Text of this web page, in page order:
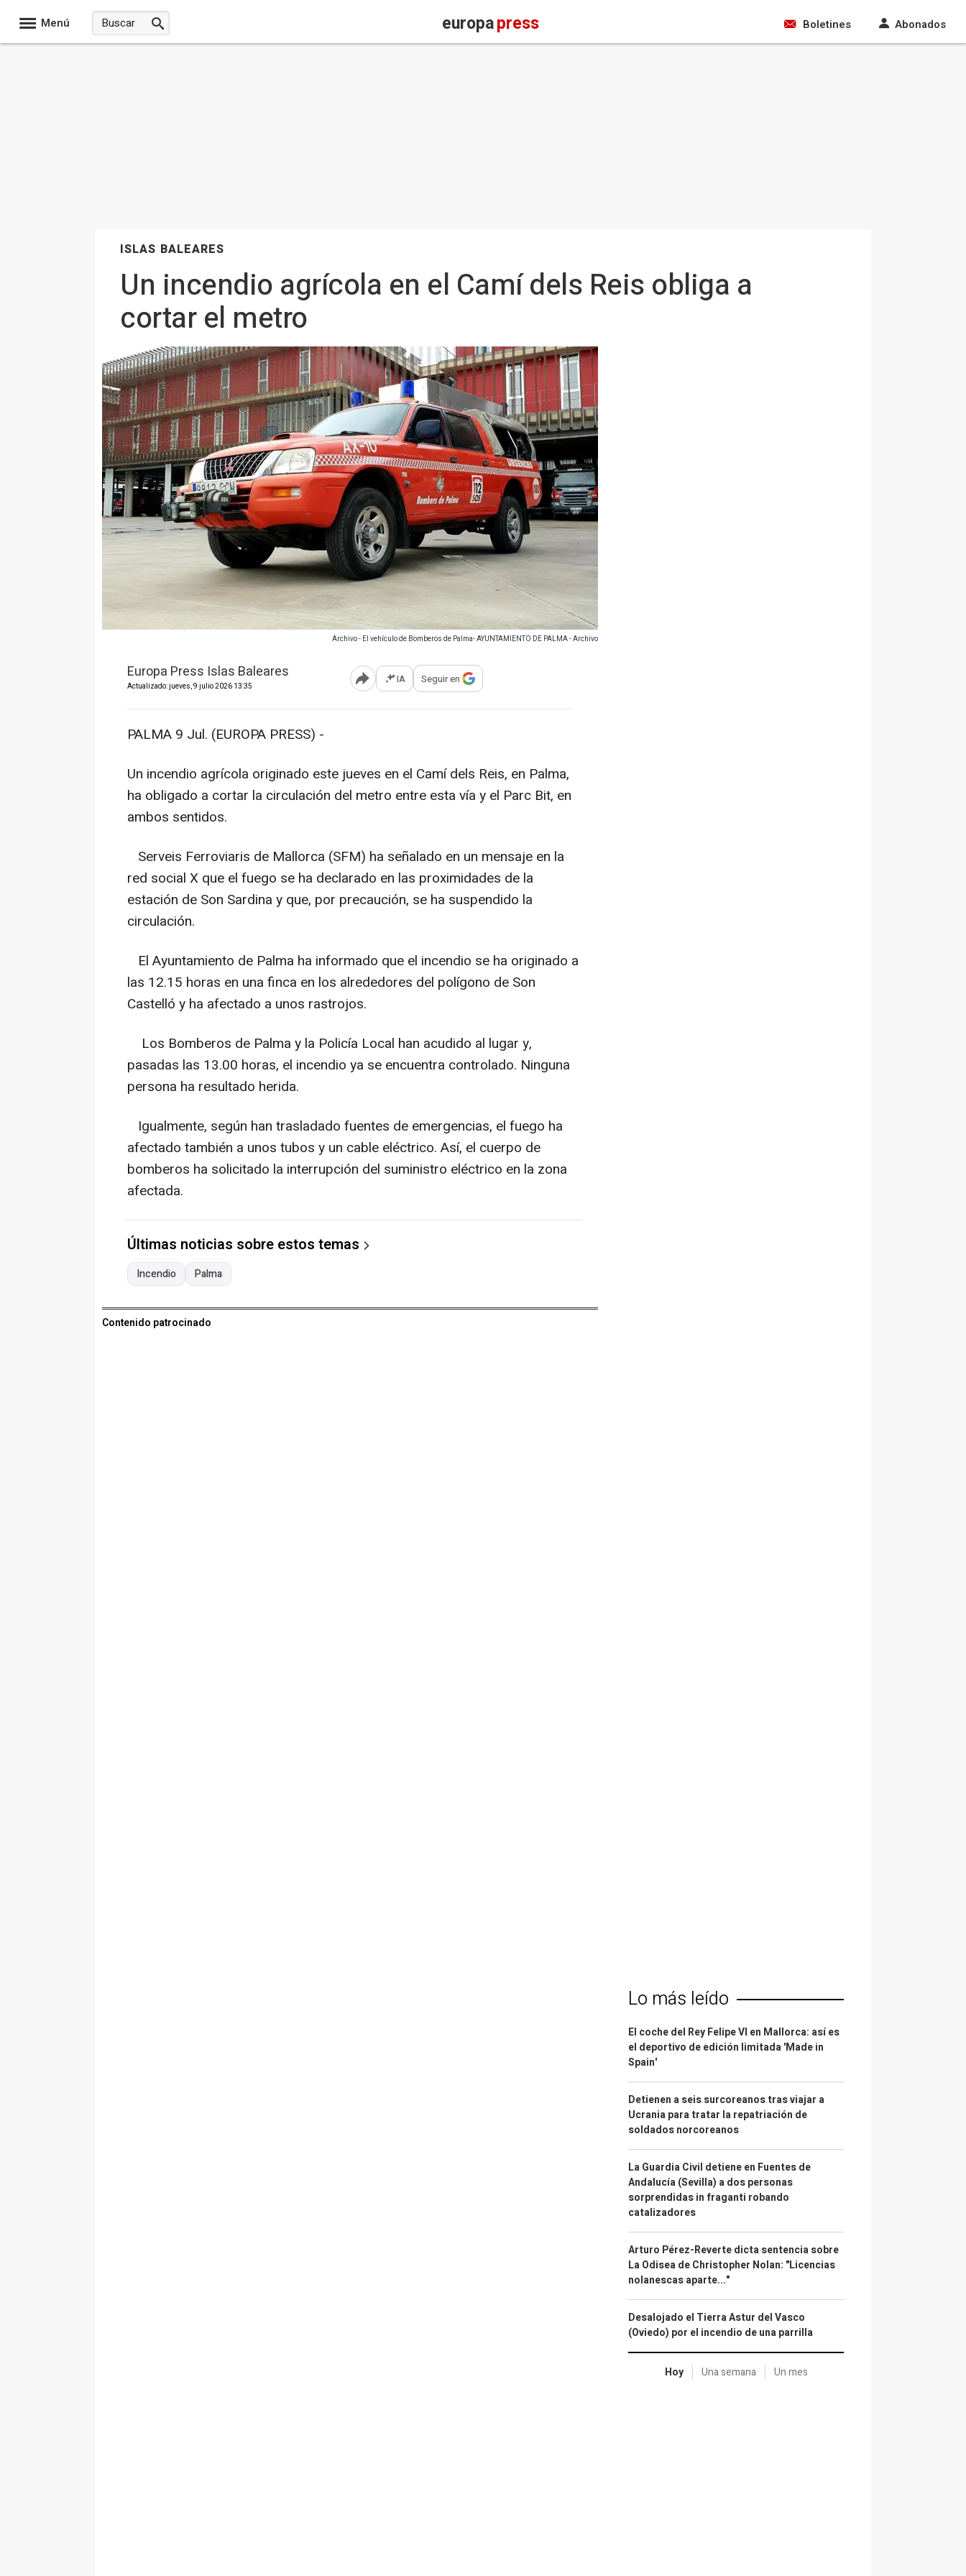
Menú europapress Boletines Abonados
ISLAS BALEARES
Un incendio agrícola en el Camí dels Reis obliga a
cortar el metro
Archivo - El vehículo de Bomberos de Palma- AYUNTAMIENTO DE PALMA - Archivo
Europa Press Islas Baleares
Actualizado: jueves, 9 julio 2026 13:35 Abrir opciones para compartir
IA Seguir en
PALMA 9 Jul. (EUROPA PRESS) -
Un incendio agrícola originado este jueves en el Camí dels Reis, en Palma,
ha obligado a cortar la circulación del metro entre esta vía y el Parc Bit, en
ambos sentidos.
Serveis Ferroviaris de Mallorca (SFM) ha señalado en un mensaje en la
red social X que el fuego se ha declarado en las proximidades de la
estación de Son Sardina y que, por precaución, se ha suspendido la
circulación.
El Ayuntamiento de Palma ha informado que el incendio se ha originado a
las 12.15 horas en una finca en los alrededores del polígono de Son
Castelló y ha afectado a unos rastrojos.
Los Bomberos de Palma y la Policía Local han acudido al lugar y,
pasadas las 13.00 horas, el incendio ya se encuentra controlado. Ninguna
persona ha resultado herida.
Igualmente, según han trasladado fuentes de emergencias, el fuego ha
afectado también a unos tubos y un cable eléctrico. Así, el cuerpo de
bomberos ha solicitado la interrupción del suministro eléctrico en la zona
afectada.
Últimas noticias sobre estos temas
Incendio Palma
Contenido patrocinado
Lo más leído
El coche del Rey Felipe VI en Mallorca: así es
el deportivo de edición limitada 'Made in
Spain'
Detienen a seis surcoreanos tras viajar a
Ucrania para tratar la repatriación de
soldados norcoreanos
La Guardia Civil detiene en Fuentes de
Andalucía (Sevilla) a dos personas
sorprendidas in fraganti robando
catalizadores
Arturo Pérez-Reverte dicta sentencia sobre
La Odisea de Christopher Nolan: "Licencias
nolanescas aparte..."
Desalojado el Tierra Astur del Vasco
(Oviedo) por el incendio de una parrilla
Hoy Una semana Un mes